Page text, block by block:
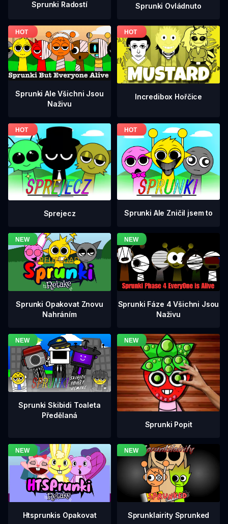
Sprunki Radostí Sprunki Ovládnuto
Sprunki Ale Všichni Jsou
Naživu
Incredibox Hořčice
Sprejecz Sprunki Ale Zničil jsem to
Sprunki Opakovat Znovu
Nahráním
Sprunki Fáze 4 Všichni Jsou
Naživu
Sprunki Skibidi Toaleta
Předělaná
Sprunki Popit
Htsprunkis Opakovat Sprunklairity Sprunked